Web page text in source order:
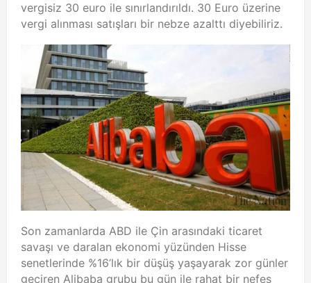
vergisiz 30 euro ile sınırlandırıldı. 30 Euro üzerine
vergi alınması satışları bir nebze azalttı diyebiliriz.
Son zamanlarda ABD ile Çin arasındaki ticaret
savaşı ve daralan ekonomi yüzünden Hisse
senetlerinde %16’lık bir düşüş yaşayarak zor günler
geçiren Alibaba grubu bu gün ile rahat bir nefes